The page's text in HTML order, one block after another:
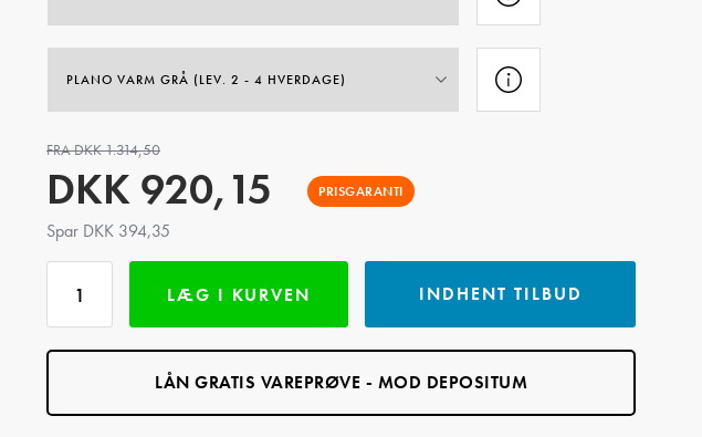
FRA DKK 1.314,50
DKK 920,15
Spar DKK 394,35
PRISGARANTI
LÆG I KURVEN INDHENT TILBUD
LÅN GRATIS VAREPRØVE - MOD DEPOSITUM